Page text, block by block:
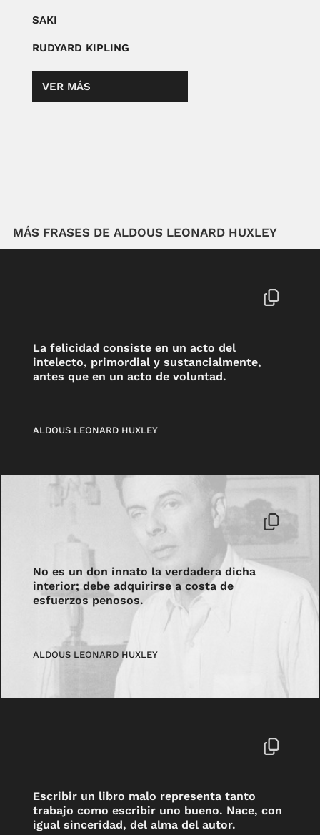
SAKI
RUDYARD KIPLING
VER MÁS
MÁS FRASES DE ALDOUS LEONARD HUXLEY
La felicidad consiste en un acto del
intelecto, primordial y sustancialmente,
antes que en un acto de voluntad.
ALDOUS LEONARD HUXLEY
No es un don innato la verdadera dicha
interior; debe adquirirse a costa de
esfuerzos penosos.
ALDOUS LEONARD HUXLEY
Escribir un libro malo representa tanto
trabajo como escribir uno bueno. Nace, con
igual sinceridad, del alma del autor.